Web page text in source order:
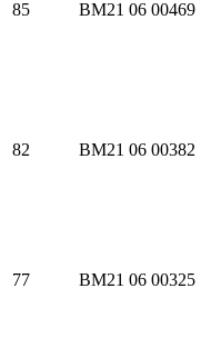
85 BM21 06 00469
82 BM21 06 00382
77 BM21 06 00325